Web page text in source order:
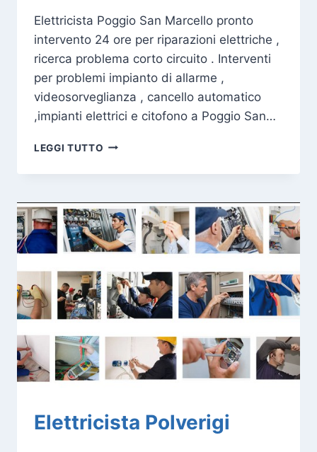
Elettricista Poggio San Marcello pronto
intervento 24 ore per riparazioni elettriche ,
ricerca problema corto circuito . Interventi
per problemi impianto di allarme ,
videosorveglianza , cancello automatico
,impianti elettrici e citofono a Poggio San…
LEGGI TUTTO ELETTRICISTA
SAN
Elettricista Polverigi